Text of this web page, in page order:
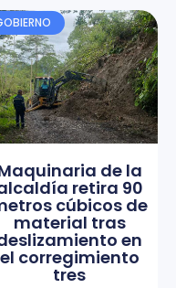
de la
retira 90
cúbicos de
material tras
en
el corregimiento
tres